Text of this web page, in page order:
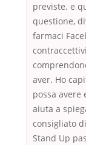
previste. e
questione,
farmaci
aver. Ho
possa avere
aiuta a
consigliato
Stand Up